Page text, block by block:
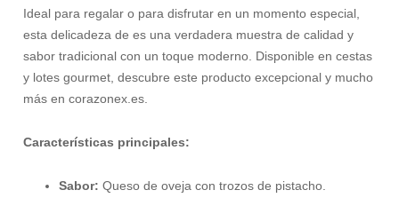
Ideal para regalar o para disfrutar en un momento especial,
esta delicadeza de es una verdadera muestra de calidad y
sabor tradicional con un toque moderno. Disponible en cestas
y lotes gourmet, descubre este producto excepcional y mucho
más en corazonex.es.
Características principales:
Sabor: Queso de oveja con trozos de pistacho.